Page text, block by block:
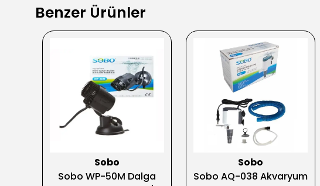
Benzer Ürünler
Sobo
Sobo WP-50M Dalga
Sobo
Sobo AQ-038 Akvaryum